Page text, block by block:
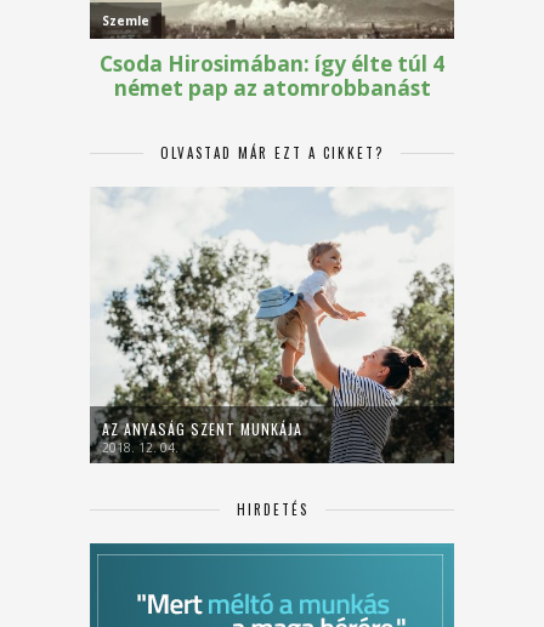
OLVASTAD MÁR EZT A CIKKET?
AZ ANYASÁG SZENT MUNKÁJA
2018. 12. 04.
HIRDETÉS